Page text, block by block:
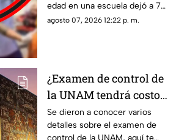
realiza m4s4cr3 en
plantel escolar
edad en una escuela dejó a 7
muertos y más de 30 heridos.
agosto 07, 2026 12:22 p. m.
¿Examen de control de
la UNAM tendrá costo?
Conoce todos los
detalles
Se dieron a conocer varios
detalles sobre el examen de